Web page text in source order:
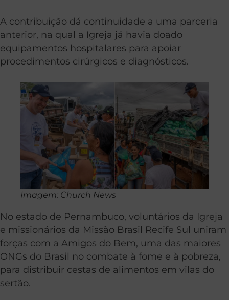
A contribuição dá continuidade a uma parceria
anterior, na qual a Igreja já havia doado
equipamentos hospitalares para apoiar
procedimentos cirúrgicos e diagnósticos.
Imagem: Church News
No estado de Pernambuco, voluntários da Igreja
e missionários da Missão Brasil Recife Sul uniram
forças com a Amigos do Bem, uma das maiores
ONGs do Brasil no combate à fome e à pobreza,
para distribuir cestas de alimentos em vilas do
sertão.